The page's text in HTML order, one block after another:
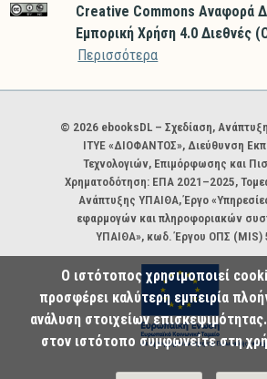
Creative Commons Αναφορά
Εμπορική Χρήση 4.0 Διεθνές
Περισσότερα
Χορηγοί και φορείς
© 2026 ebooksDL – Σχεδίαση, Ανάπτυξη
ΙΤΥΕ «ΔΙΟΦΑΝΤΟΣ», Διεύθυνση
Τεχνολογιών, Επιμόρφωσης και
Χρηματοδότηση: ΕΠΑ 2021–2025,
Ανάπτυξης ΥΠΑΙΘΑ, Έργο
εφαρμογών και πληροφοριακών
ΥΠΑΙΘΑ», κωδ. Έργου ΟΠΣ (MIS)
Ο ιστότοπος χρησιμοποιεί
προσφέρει καλύτερη εμπειρία
ανάλυση στοιχείων
στον ιστότοπο συμφωνείτε στη